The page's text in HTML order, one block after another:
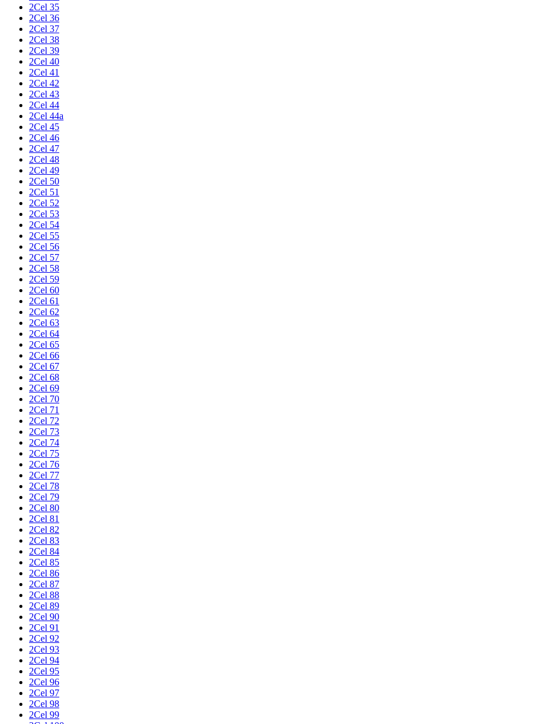
2Cel 35
2Cel 36
2Cel 37
2Cel 38
2Cel 39
2Cel 40
2Cel 41
2Cel 42
2Cel 43
2Cel 44
2Cel 44a
2Cel 45
2Cel 46
2Cel 47
2Cel 48
2Cel 49
2Cel 50
2Cel 51
2Cel 52
2Cel 53
2Cel 54
2Cel 55
2Cel 56
2Cel 57
2Cel 58
2Cel 59
2Cel 60
2Cel 61
2Cel 62
2Cel 63
2Cel 64
2Cel 65
2Cel 66
2Cel 67
2Cel 68
2Cel 69
2Cel 70
2Cel 71
2Cel 72
2Cel 73
2Cel 74
2Cel 75
2Cel 76
2Cel 77
2Cel 78
2Cel 79
2Cel 80
2Cel 81
2Cel 82
2Cel 83
2Cel 84
2Cel 85
2Cel 86
2Cel 87
2Cel 88
2Cel 89
2Cel 90
2Cel 91
2Cel 92
2Cel 93
2Cel 94
2Cel 95
2Cel 96
2Cel 97
2Cel 98
2Cel 99